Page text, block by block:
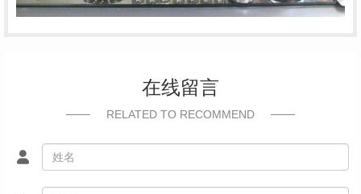
在线留言
RELATED TO RECOMMEND